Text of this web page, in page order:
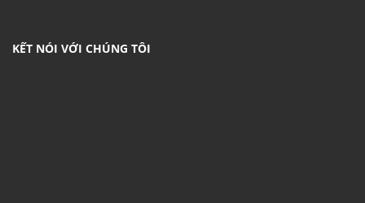
KẾT NÓI VỚI CHÚNG TÔI